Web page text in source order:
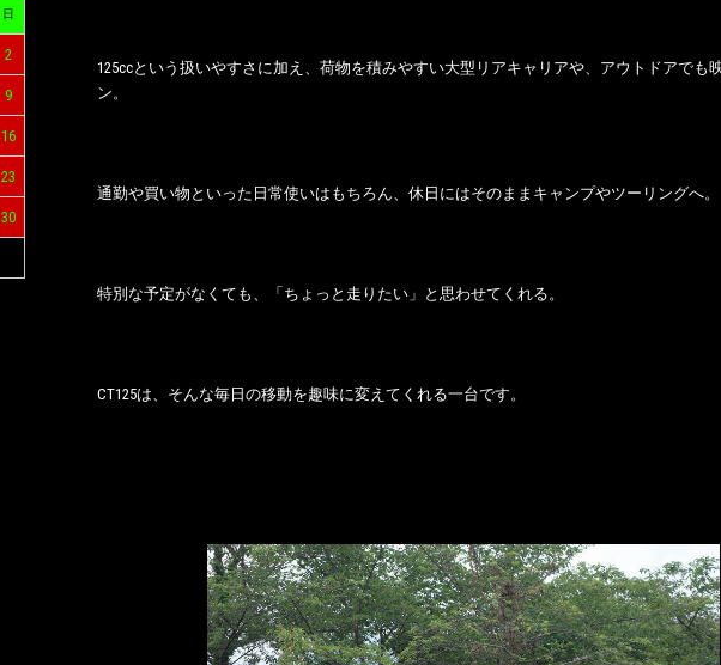
日
2
9
16
23
30
125ccという扱いやすさに加え、荷物を積みやすい大型リアキャリアや、アウトドアでも
ン。
通勤や買い物といった日常使いはもちろん、休日にはそのままキャンプやツーリングへ。
特別な予定がなくても、「ちょっと走りたい」と思わせてくれる。
CT125は、そんな毎日の移動を趣味に変えてくれる一台です。